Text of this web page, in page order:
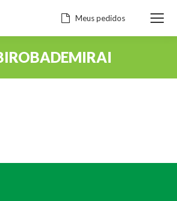
Meus pedidos